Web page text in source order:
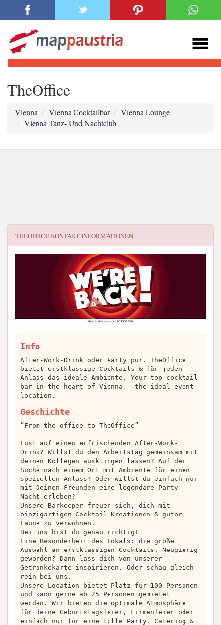
TheOffice
Vienna Vienna Cocktailbar
Vienna Lounge
Vienna Tanz- Und Nachtclub
THEOFFICEKONTAKT INFORMATIONEN
Info
After-Work-Drink oder Party pur. TheOffice
bietet erstklassige Cocktails & für jeden
Anlass das ideale Ambiente. Your top cocktail
bar in the heart of Vienna - the ideal event
location.
Geschichte
“From the office to TheOffice”
Lust auf einen erfrischenden After-Work-
Drink? Willst du den Arbeitstag gemeinsam mit
deinen Kollegen ausklingen lassen? Auf der
Suche nach einem Ort mit Ambiente für einen
speziellen Anlass? Oder willst du einfach nur
mit Deinen Freunden eine legendäre Party-
Nacht erleben?
Unsere Barkeeper freuen sich, dich mit
einzigartigen Cocktail-Kreationen & guter
Laune zu verwöhnen.
Bei uns bist du genau richtig!
Eine Besonderheit des Lokals: die große
Auswahl an erstklassigen Cocktails. Neugierig
geworden? Dann lass dich von unserer
Getränkekarte inspirieren. Oder schau gleich
rein bei uns.
Unsere Location bietet Platz für 100 Personen
und kann gerne ab 25 Personen gemietet
werden. Wir bieten die optimale Atmosphäre
für deine Geburtstagsfeier, Firmenfeier oder
einfach nur für eine tolle Party. Catering &